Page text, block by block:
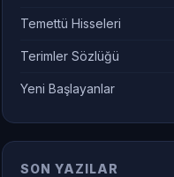
Temettü Hisseleri
Terimler Sözlüğü
Yeni Başlayanlar
SON YAZILAR